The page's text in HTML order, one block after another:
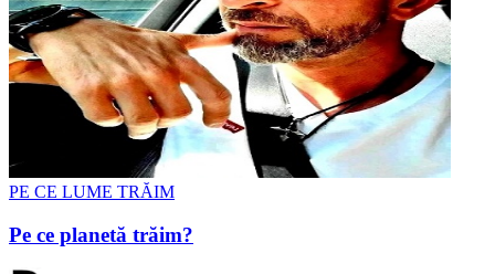
PE CE LUME TRĂIM
Pe ce planetă trăim?